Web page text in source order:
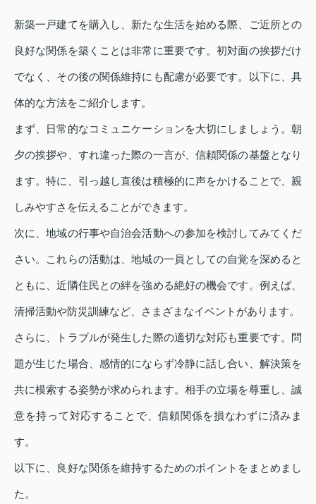
新築一戸建てを購入し、新たな生活を始める際、ご近所との
良好な関係を築くことは非常に重要です。初対面の挨拶だけ
でなく、その後の関係維持にも配慮が必要です。以下に、具
体的な方法をご紹介します。
まず、日常的なコミュニケーションを大切にしましょう。朝
夕の挨拶や、すれ違った際の一言が、信頼関係の基盤となり
ます。特に、引っ越し直後は積極的に声をかけることで、親
しみやすさを伝えることができます。
次に、地域の行事や自治会活動への参加を検討してみてくだ
さい。これらの活動は、地域の一員としての自覚を深めると
ともに、近隣住民との絆を強める絶好の機会です。例えば、
清掃活動や防災訓練など、さまざまなイベントがあります。
さらに、トラブルが発生した際の適切な対応も重要です。問
題が生じた場合、感情的にならず冷静に話し合い、解決策を
共に模索する姿勢が求められます。相手の立場を尊重し、誠
意を持って対応することで、信頼関係を損なわずに済みま
す。
以下に、良好な関係を維持するためのポイントをまとめまし
た。